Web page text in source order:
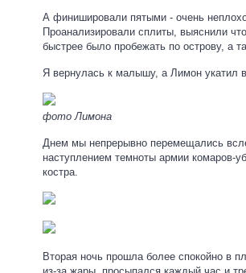
А финишировали пятыми - очень
Проанализировали сплиты, выяснили
быстрее было пробежать по острову, а
Я вернулась к малышу, а Лимон укатил
фото Лимона
Днем мы непрерывно перемещались
наступлением темноты армии комаров-
костра.
Вторая ночь прошла более спокойно в